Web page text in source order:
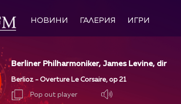
НОВИНИ ГАЛЕРИЯ ИГРИ
Berliner Philharmoniker, James Levine, dir
Berlioz - Overture Le Corsaire, op 21
Pop out player